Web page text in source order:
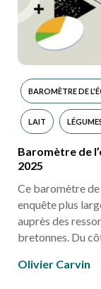
BAROMÈTRE DE
LAIT
Baromètre de
2025
Ce baromètre de
enquête plus
auprès des
bretonnes. Du
Olivier Carvin